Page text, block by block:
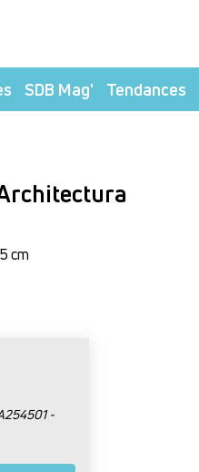
SDB Mag' Tendances
cm
-